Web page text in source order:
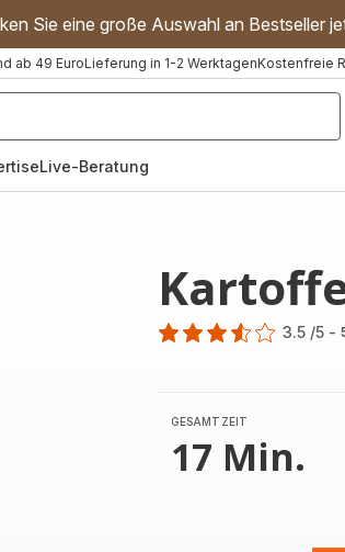
Sie eine große Auswahl an Bestseller
ab 49 EuroLieferung in 1-2 WerktagenKostenfreie
Live-Beratung
3.5 /5 -
GESAMTZEIT
17 Min.